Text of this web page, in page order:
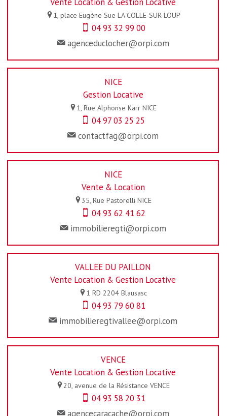
1, place Eugène Sue LA COLLE-SUR-LOUP
04 93 32 99 00
agenceduclocher@orpi.com
NICE
Gestion Locative
1, Rue Alphonse Karr NICE
04 97 03 25 25
contactfag@orpi.com
NICE
Vente & Location
35, Rue Pastorelli NICE
04 93 62 41 62
immobilieregti@orpi.com
VALLEE DU PAILLON
Vente Location & Gestion Locative
1 RD 2204 Blausasc
04 93 79 60 81
immobilieregtivallee@orpi.com
VENCE
Vente Location & Gestion Locative
20, avenue de la Résistance VENCE
04 93 58 20 31
agencecaracache@orpi.com